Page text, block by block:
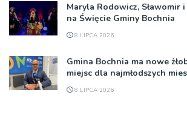
Maryla Rodowicz, Sławomir i
na Święcie Gminy Bochnia
8 LIPCA 2026
Gmina Bochnia ma nowe
miejsc dla najmłodszych
8 LIPCA 2026